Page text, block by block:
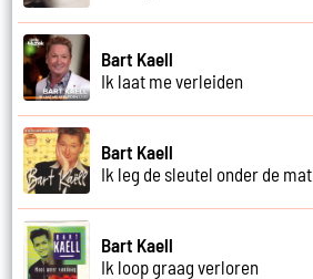
Bart Kaell
Ik laat me verleiden
Bart Kaell
Ik leg de sleutel onder de mat
Bart Kaell
Ik loop graag verloren